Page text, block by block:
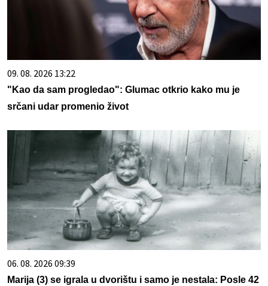
09. 08. 2026 13:22
"Kao da sam progledao": Glumac otkrio kako mu je
srčani udar promenio život
06. 08. 2026 09:39
Marija (3) se igrala u dvorištu i samo je nestala: Posle 42